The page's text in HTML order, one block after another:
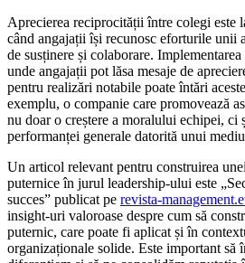
Aprecierea reciprocității între colegi este
când angajații își recunosc eforturile unii
de susținere și colaborare.
unde angajații pot lăsa mesaje de
pentru realizări notabile poate întări
exemplu, o companie care promovează
nu doar o creștere a moralului echipei, ci
performanței generale datorită unui
Un articol relevant pentru construirea
puternice în jurul leadership-ului este
succes” publicat pe revista-
insight-uri valoroase despre cum să
puternic, care poate fi aplicat și în
organizaționale solide. Este important să